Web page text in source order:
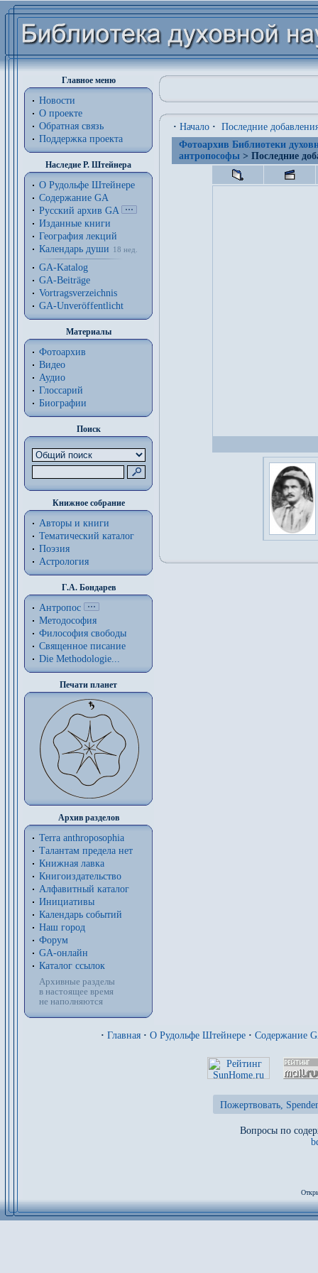
Главное меню
Новости
О проекте
Обратная связь
Поддержка проекта
Наследие Р. Штейнера
О Рудольфе Штейнере
Содержание GA
Русский архив GA
Изданные книги
География лекций
Календарь души
18 нед.
GA-Katalog
GA-Beiträge
Vortragsverzeichnis
GA-Unveröffentlicht
Материалы
Фотоархив
Видео
Аудио
Глоссарий
Биографии
Поиск
Книжное собрание
Авторы и книги
Тематический каталог
Поэзия
Астрология
Г.А. Бондарев
Антропос
Методософия
Философия cвободы
Священное писание
Die Methodologie...
Печати планет
Архив разделов
Terra anthroposophia
Талантам предела нет
Книжная лавка
Книгоиздательство
Алфавитный каталог
Инициативы
Календарь событий
Наш город
Форум
GA-онлайн
Каталог ссылок
Архивные разделы
в настоящее время
не наполняются
· Начало · Последние
Фотоархив Библиотеки
антропософы > Последние
· Главная · О Рудольфе Штейнере · Содержание
Пожертвовать,
Вопросы по